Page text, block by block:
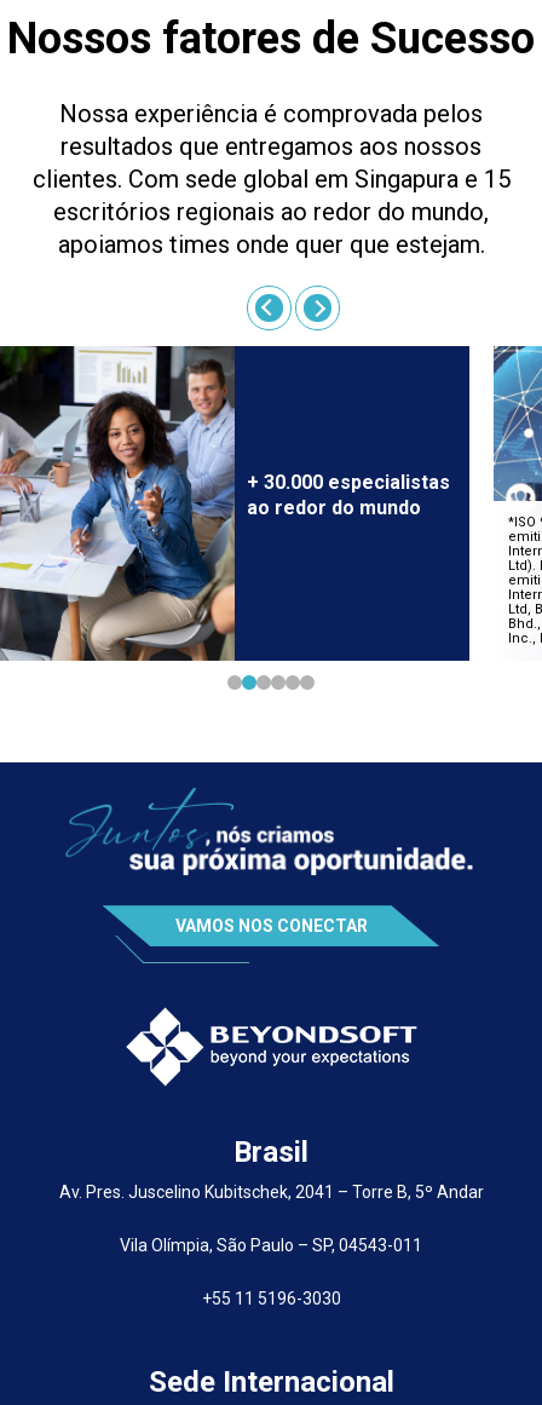
Nossos fatores de Sucesso
Nossa experiência é comprovada pelos
resultados que entregamos aos nossos
clientes. Com sede global em Singapura e 15
escritórios regionais ao redor do mundo,
apoiamos times onde quer que estejam.
+ 30.000 especialistas
ao redor do mundo
VAMOS NOS CONECTAR
Brasil
Av. Pres. Juscelino Kubitschek, 2041 – Torre B, 5º Andar
Vila Olímpia, São Paulo – SP, 04543-011
+55 11 5196-3030
Sede Internacional